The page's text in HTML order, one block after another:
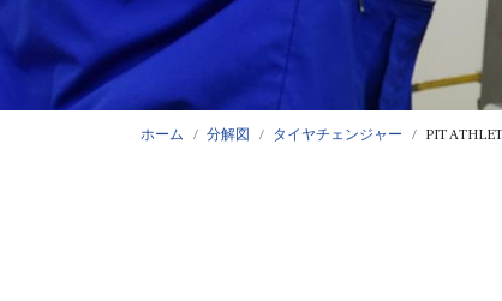
ホーム 分解図 タイヤチェンジャー PIT